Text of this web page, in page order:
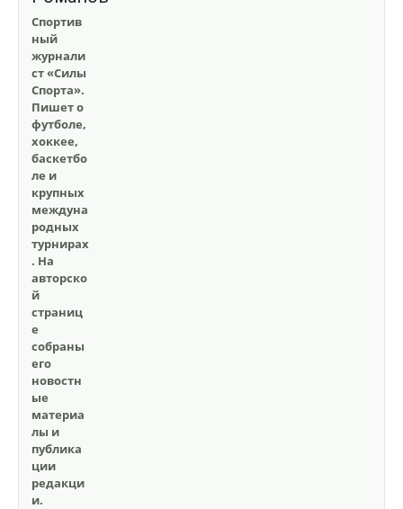
Спортив
ный
журнали
ст «Силы
Спорта».
Пишет о
футболе,
хоккее,
баскетбо
ле и
крупных
междуна
родных
турнирах
. На
авторско
й
страниц
е
собраны
его
новостн
ые
материа
лы и
публика
ции
редакци
и.